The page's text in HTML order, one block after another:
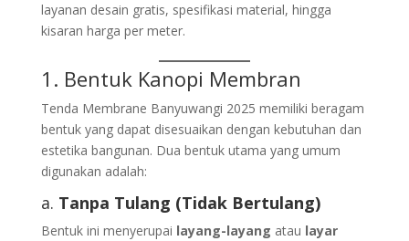
layanan desain gratis, spesifikasi material, hingga
kisaran harga per meter.
1. Bentuk Kanopi Membran
Tenda Membrane Banyuwangi 2025 memiliki beragam
bentuk yang dapat disesuaikan dengan kebutuhan dan
estetika bangunan. Dua bentuk utama yang umum
digunakan adalah:
a. Tanpa Tulang (Tidak Bertulang)
Bentuk ini menyerupai layang-layang atau layar